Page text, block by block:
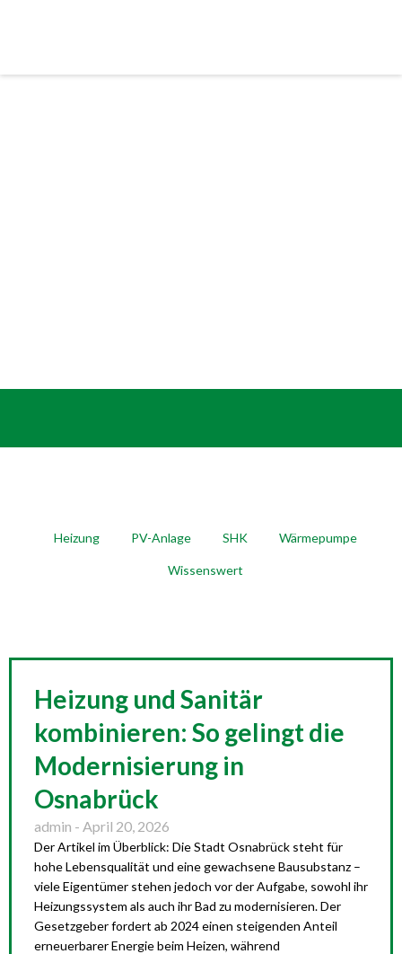
Heizung PV-Anlage SHK Wärmepumpe
Wissenswert
Heizung und Sanitär
kombinieren: So gelingt die
Modernisierung in
Osnabrück
admin April 20, 2026
Der Artikel im Überblick: Die Stadt Osnabrück steht für
hohe Lebensqualität und eine gewachsene Bausubstanz –
viele Eigentümer stehen jedoch vor der Aufgabe, sowohl ihr
Heizungssystem als auch ihr Bad zu modernisieren. Der
Gesetzgeber fordert ab 2024 einen steigenden Anteil
erneuerbarer Energie beim Heizen, während